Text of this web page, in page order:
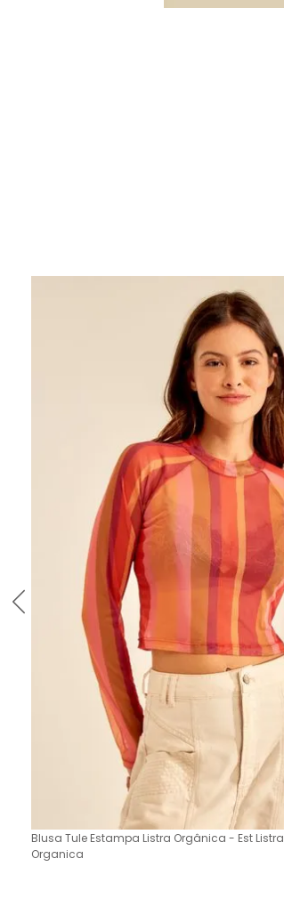
Blusa Tule Estampa Listra Orgânica - Est Listra
Organica